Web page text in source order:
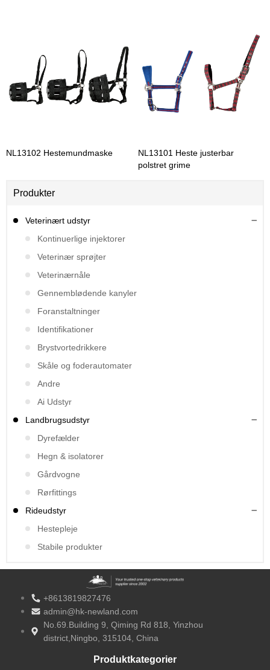
NL13102 Hestemundmaske
NL13101 Heste justerbar
polstret grime
Produkter
Veterinært udstyr
Kontinuerlige injektorer
Veterinær sprøjter
Veterinærnåle
Gennemblødende kanyler
Foranstaltninger
Identifikationer
Brystvortedrikkere
Skåle og foderautomater
Andre
Ai Udstyr
Landbrugsudstyr
Dyrefælder
Hegn & isolatorer
Gårdvogne
Rørfittings
Rideudstyr
Hestepleje
Stabile produkter
+8613819827476
admin@hk-newland.com
No.69.Building 9, Qiming Rd 818, Yinzhou
district,Ningbo, 315104, China
Produktkategorier